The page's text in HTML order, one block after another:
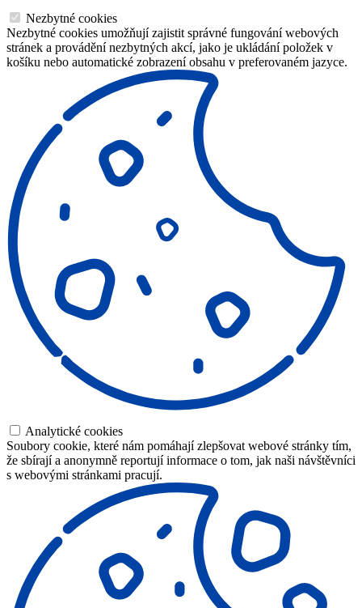
Nezbytné cookies
Nezbytné cookies umožňují zajistit správné fungování webových
stránek a provádění nezbytných akcí, jako je ukládání položek v
košíku nebo automatické zobrazení obsahu v preferovaném jazyce.
Analytické cookies
Soubory cookie, které nám pomáhají zlepšovat webové stránky tím,
že sbírají a anonymně reportují informace o tom, jak naši návštěvníci
s webovými stránkami pracují.